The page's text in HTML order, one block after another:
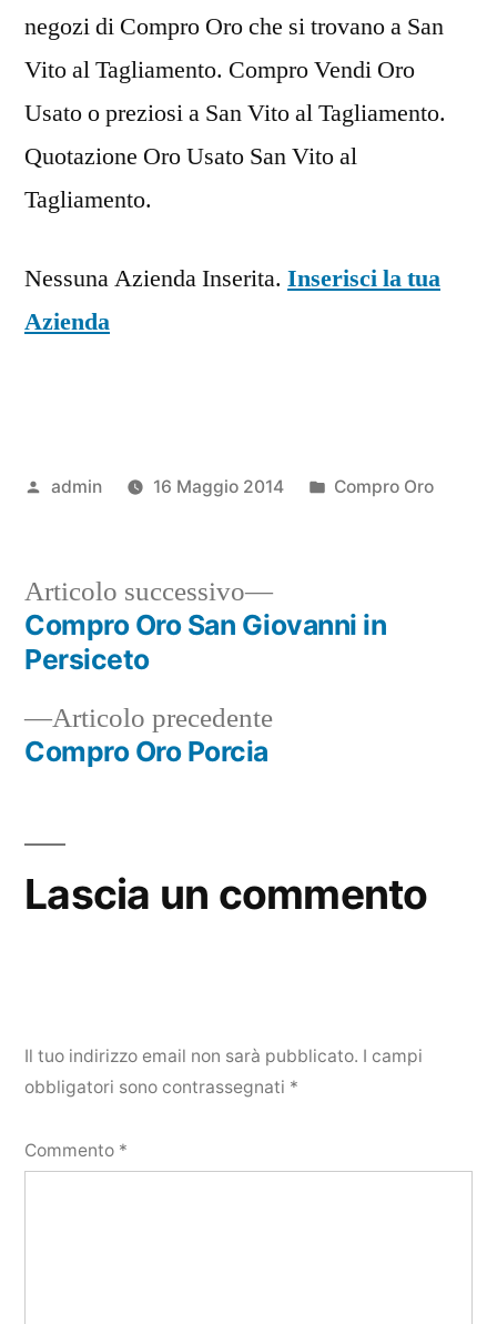
negozi di Compro Oro che si trovano a San
Vito al Tagliamento. Compro Vendi Oro
Usato o preziosi a San Vito al Tagliamento.
Quotazione Oro Usato San Vito al
Tagliamento.
Nessuna Azienda Inserita. Inserisci la tua
Azienda
Pubblicato
admin 16 Maggio 2014
Pubblicato
Compro Oro
Navigazione
articoli
Articolo precedenteArticolo
Compro Oro Porcia
Articolo successivo
Articolo
successivo:
Compro Oro San Giovanni in
Persiceto
Lascia un commento
Il tuo indirizzo email non sarà pubblicato. I campi
obbligatori sono contrassegnati *
Commento *